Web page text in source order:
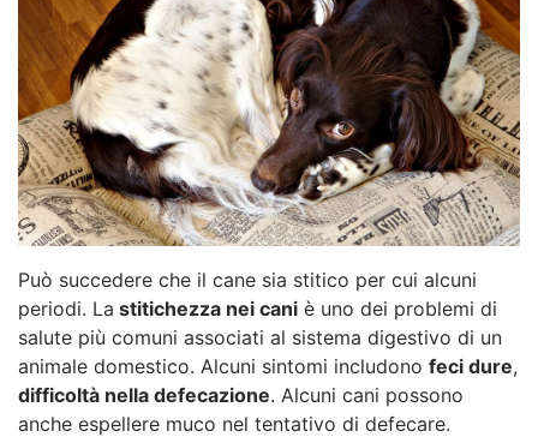
Può succedere che il cane sia stitico per cui alcuni
periodi. La stitichezza nei cani è uno dei problemi di
salute più comuni associati al sistema digestivo di un
animale domestico. Alcuni sintomi includono feci dure,
difficoltà nella defecazione. Alcuni cani possono
anche espellere muco nel tentativo di defecare.